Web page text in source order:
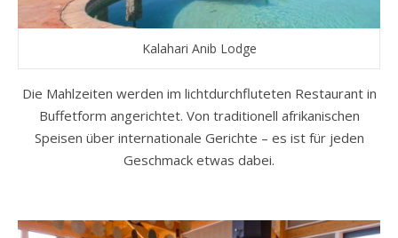
Kalahari Anib Lodge
Die Mahlzeiten werden im lichtdurchfluteten Restaurant in
Buffetform angerichtet. Von traditionell afrikanischen
Speisen über internationale Gerichte – es ist für jeden
Geschmack etwas dabei.